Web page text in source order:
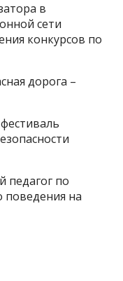
в
сети
конкурсов по
дорога –
педагог по
поведения на